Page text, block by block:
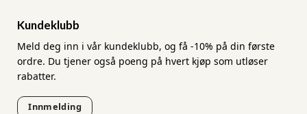
Kundeklubb
Meld deg inn i vår kundeklubb, og få -10% på din første
ordre. Du tjener også poeng på hvert kjøp som utløser
rabatter.
Innmelding